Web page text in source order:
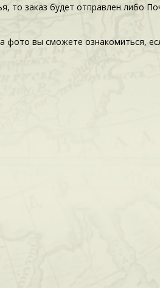
то заказ будет отправлен либо
вы сможете ознакомиться,